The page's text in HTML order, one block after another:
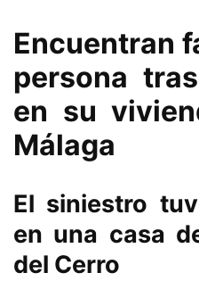
Encuentran
persona
en su
Málaga
El siniestro
en una casa
del Cerro